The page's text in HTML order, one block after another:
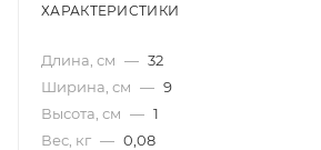
ХАРАКТЕРИСТИКИ
Длина, см — 32
Ширина, см — 9
Высота, см — 1
Вес, кг — 0,08